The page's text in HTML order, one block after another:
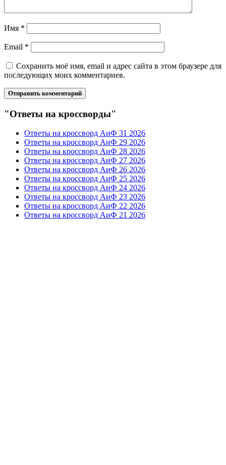
Имя *
Email *
Сохранить моё имя, email и адрес сайта в этом браузере для
последующих моих комментариев.
"Ответы на кроссворды"
Ответы на кроссворд АиФ 31 2026
Ответы на кроссворд АиФ 29 2026
Ответы на кроссворд АиФ 28 2026
Ответы на кроссворд АиФ 27 2026
Ответы на кроссворд АиФ 26 2026
Ответы на кроссворд АиФ 25 2026
Ответы на кроссворд АиФ 24 2026
Ответы на кроссворд АиФ 23 2026
Ответы на кроссворд АиФ 22 2026
Ответы на кроссворд АиФ 21 2026